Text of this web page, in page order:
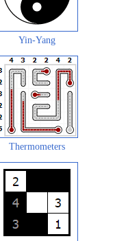
Yin-Yang
Thermometers